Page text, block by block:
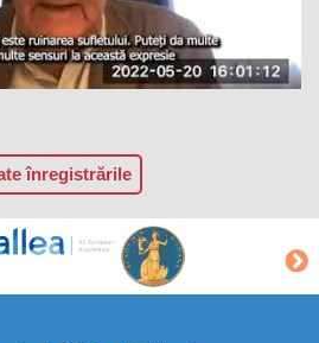
înregistrările